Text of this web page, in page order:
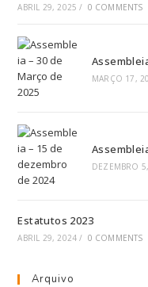
ABRIL 29, 2025 / 0 COMMENTS
MARÇO 17,
DEZEMBRO
Estatutos 2023
ABRIL 29, 2024 / 0 COMMENTS
Arquivo